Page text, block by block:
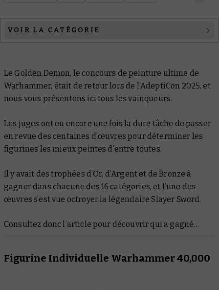
VOIR LA CATÉGORIE
Unité ou Kill Team Warhammer 40,000
Grande Figurine ou Véhicule
Warhammer 40,000
Figurine Individuelle Warhammer Age of
Sigmar
Warcry ou Bande Underworlds
Grande Figurine ou Machine de Guerre
Warhammer: The Horus Heresy
Warhammer: The Old World
Le Golden Demon, le concours de peinture ultime de
Warhammer, était de retour lors de l’AdeptiCon 2025, et
nous vous présentons ici tous les vainqueurs.
Les juges ont eu encore une fois la dure tâche de passer
en revue des centaines d’œuvres pour déterminer les
figurines les mieux peintes d’entre toutes.
Il y avait des trophées d’Or, d’Argent et de Bronze à
gagner dans chacune des 16 catégories, et l’une des
œuvres s’est vue octroyer la légendaire Slayer Sword.
Consultez donc l’article pour découvrir qui a gagné…
Figurine Individuelle Warhammer 40,000